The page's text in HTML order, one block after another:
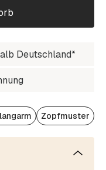
Deutschland*
Zopfmuster